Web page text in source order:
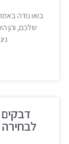
בואו נודה
שלכם, והן
לבחירה